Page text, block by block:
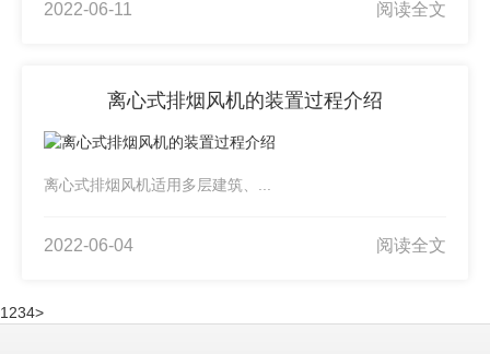
2022-06-11 阅读全文
离心式排烟风机的装置过程介绍
离心式排烟风机适用多层建筑、...
2022-06-04 阅读全文
1234>